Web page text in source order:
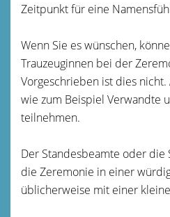
Zeitpunkt für eine
Wenn Sie es wünschen,
Trauzeuginnen bei der
Vorgeschrieben ist dies
wie zum Beispiel Verwandte
teilnehmen.
Der Standesbeamte oder
die Zeremonie in einer
üblicherweise mit einer